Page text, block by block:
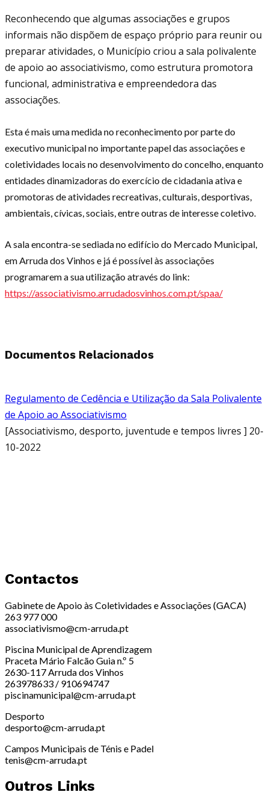
Reconhecendo que algumas associações e grupos
informais não dispõem de espaço próprio para reunir ou
preparar atividades, o Município criou a sala polivalente
de apoio ao associativismo, como estrutura promotora
funcional, administrativa e empreendedora das
associações.
Esta é mais uma medida no reconhecimento por parte do
executivo municipal no importante papel das associações e
coletividades locais no desenvolvimento do concelho, enquanto
entidades dinamizadoras do exercício de cidadania ativa e
promotoras de atividades recreativas, culturais, desportivas,
ambientais, cívicas, sociais, entre outras de interesse coletivo.
A sala encontra-se sediada no edifício do Mercado Municipal,
em Arruda dos Vinhos e já é possível às associações
programarem a sua utilização através do link:
https://associativismo.arrudadosvinhos.com.pt/spaa/
Documentos Relacionados
Regulamento de Cedência e Utilização da Sala Polivalente
de Apoio ao Associativismo
[Associativismo, desporto, juventude e tempos livres ] 20-
10-2022
Contactos
Gabinete de Apoio às Coletividades e Associações (GACA)
263 977 000
associativismo@cm-arruda.pt
Piscina Municipal de Aprendizagem
Praceta Mário Falcão Guia n.º 5
2630-117 Arruda dos Vinhos
263978633 / 910694747
piscinamunicipal@cm-arruda.pt
Desporto
desporto@cm-arruda.pt
Campos Municipais de Ténis e Padel
tenis@cm-arruda.pt
Outros Links